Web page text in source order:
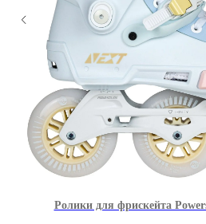
Ролики для фрискейта